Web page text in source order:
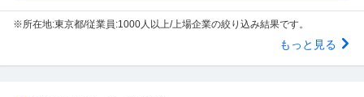
※所在地:東京都/従業員:1000人以上/上場企業の絞り込み結果です。
もっと見る